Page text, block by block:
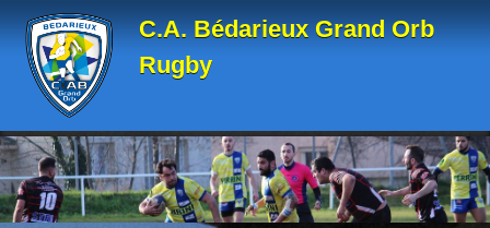
C.A. Bédarieux Grand Orb
Rugby
Panneau de gestion des cookies